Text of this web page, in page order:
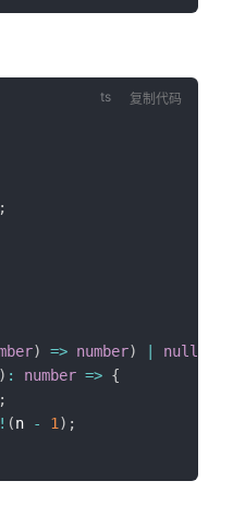
;
) => number) null
) : number => {
;
! (n - 1) ;
复制代码